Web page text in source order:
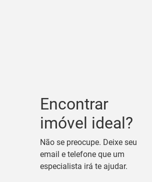
Encontrar
imóvel ideal?
Não se preocupe. Deixe seu
email e telefone que um
especialista irá te ajudar.